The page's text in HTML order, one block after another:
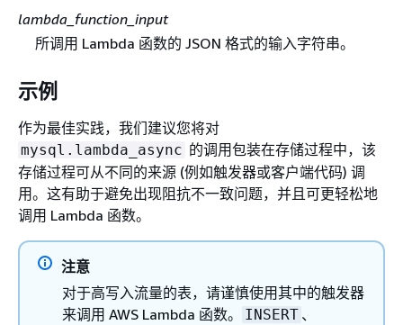
lambda_function_input
所调用 Lambda 函数的 JSON 格式的输入字符串。
示例
作为最佳实践，我们建议您将对
mysql.lambda_async 的调用包装在存储过程中，该
存储过程可从不同的来源 (例如触发器或客户端代码) 调
用。这有助于避免出现阻抗不一致问题，并且可更轻松地
调用 Lambda 函数。
注意
对于高写入流量的表，请谨慎使用其中的触发器
来调用 AWS Lambda 函数。
INSERT 、